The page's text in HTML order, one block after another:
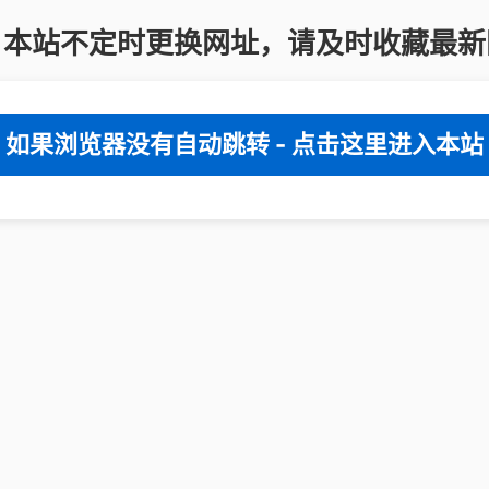
站不定时更换网址，请及时收藏最
如果浏览器没有自动跳转 - 点击这里进入本站